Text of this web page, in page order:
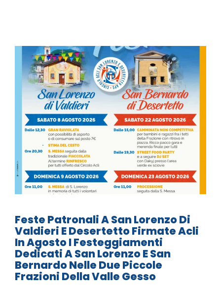
Feste Patronali A San Lorenzo Di
Valdieri E Desertetto Firmate Acli
In Agosto I Festeggiamenti
Dedicati A San Lorenzo E San
Bernardo Nelle Due Piccole
Frazioni Della Valle Gesso